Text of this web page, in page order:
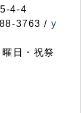
4-4
3763 / y
日・祝祭